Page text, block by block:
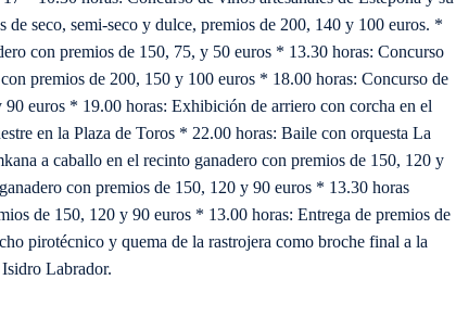
de seco, semi-seco y dulce, premios de 200, 140 y 100 euros. *
con premios de 150, 75, y 50 euros * 13.30 horas: Concurso
premios de 200, 150 y 100 euros * 18.00 horas: Concurso de
euros * 19.00 horas: Exhibición de arriero con corcha en el
en la Plaza de Toros * 22.00 horas: Baile con orquesta La
a caballo en el recinto ganadero con premios de 150, 120 y
con premios de 150, 120 y 90 euros * 13.30 horas
de 150, 120 y 90 euros * 13.00 horas: Entrega de premios de
pirotécnico y quema de la rastrojera como broche final a la
Labrador.